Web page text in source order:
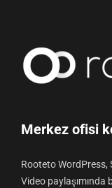
Merkez ofisi
Rooteto WordPress,
Video paylaşımında